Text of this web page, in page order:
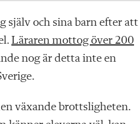
själv och sina barn efter att
Läraren mottog över 200
nog är detta inte en
växande brottsligheten.